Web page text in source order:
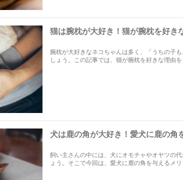
猫は腕枕が大好き！猫が腕枕を好き
腕枕が大好きなネコちゃんは多く、「うちの子
しょう。この記事では、猫が腕枕を好きな理由
犬は鹿の角が大好き！愛犬に鹿の角
飼い主さんの中には、犬にオモチャやオヤツの
ょう。そこで今回は、愛犬に鹿の角を与えるメ